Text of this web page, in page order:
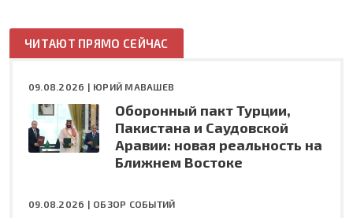
ЧИТАЮТ ПРЯМО СЕЙЧАС
09.08.2026 | ЮРИЙ МАВАШЕВ
Оборонный пакт Турции,
Пакистана и Саудовской
Аравии: новая реальность на
Ближнем Востоке
09.08.2026 | ОБЗОР СОБЫТИЙ